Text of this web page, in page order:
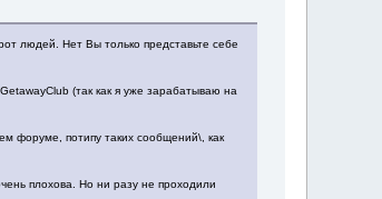
людей. Нет Вы только представьте себе
(так как я уже зарабатываю на
форуме, потипу таких сообщений\, как
плохова. Но ни разу не проходили